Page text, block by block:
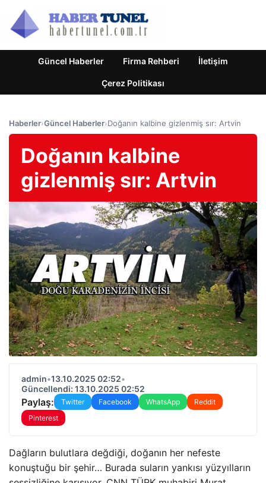
Güncel Haberler Firma Rehberi İletişim
Çerez Politikası
Haberler›Güncel Haberler›Doğanın kalbine gizlenmiş sır: Artvin
Doğanın kalbine
gizlenmiş sır: Artvin
admin•13.10.2025 02:52•
Güncellendi: 13.10.2025 02:52
Paylaş: Twitter Facebook WhatsApp
Reddit
Pinterest
Dağların bulutlara değdiği, doğanın her nefeste
konuştuğu bir şehir… Burada suların yankısı yüzyılların